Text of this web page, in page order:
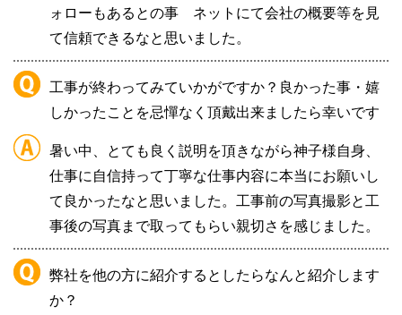
ォローもあるとの事 ネットにて会社の概要等を見
て信頼できるなと思いました。
工事が終わってみていかがですか？良かった事・嬉
しかったことを忌憚なく頂戴出来ましたら幸いです
暑い中、とても良く説明を頂きながら神子様自身、
仕事に自信持って丁寧な仕事内容に本当にお願いし
て良かったなと思いました。工事前の写真撮影と工
事後の写真まで取ってもらい親切さを感じました。
弊社を他の方に紹介するとしたらなんと紹介します
か？